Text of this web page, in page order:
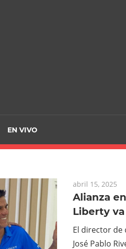
EN VIVO
abril 15, 2025
Alianza
Liberty
El director de
José Pablo